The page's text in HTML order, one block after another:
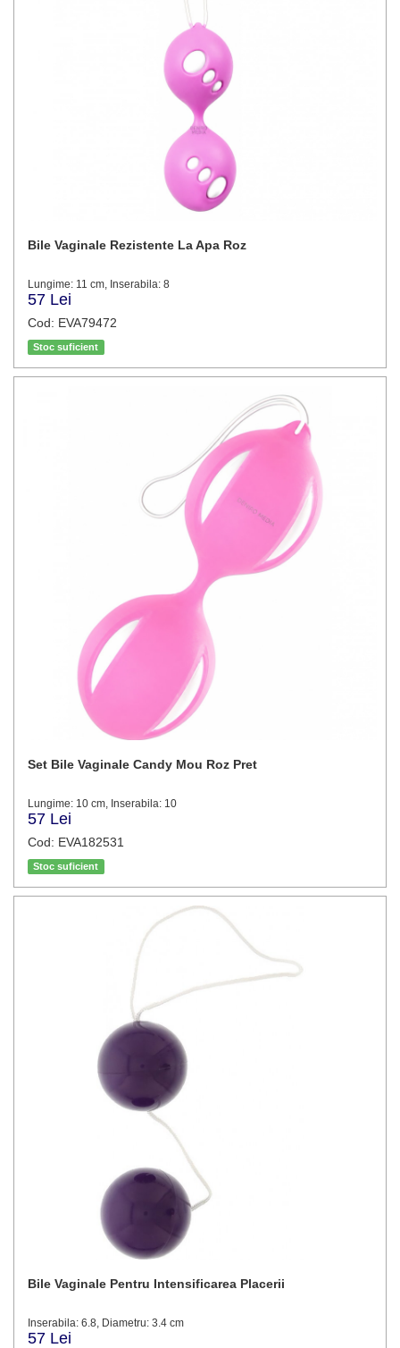
Bile Vaginale Rezistente La Apa Roz
Lungime: 11 cm, Inserabila: 8
57 Lei
Cod: EVA79472
Stoc suficient
Set Bile Vaginale Candy Mou Roz Pret
Lungime: 10 cm, Inserabila: 10
57 Lei
Cod: EVA182531
Stoc suficient
Bile Vaginale Pentru Intensificarea Placerii
Inserabila: 6.8, Diametru: 3.4 cm
57 Lei